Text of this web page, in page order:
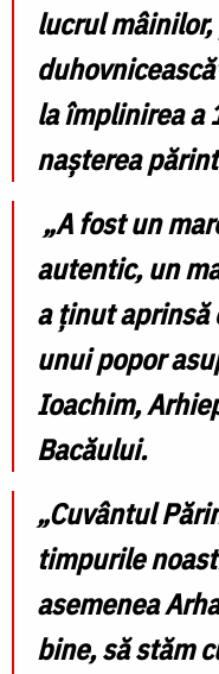
lucrul
la împlinirea a
nașterea
„A fost un
autentic, un
a ținut
unui popor
Ioachim,
Bacăului.
„Cuvântul
timpurile
asemenea
bine, să stăm